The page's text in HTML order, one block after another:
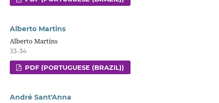
Alberto Martins
Alberto Martins
33-34
PDF (PORTUGUESE (BRAZIL))
André Sant'Anna